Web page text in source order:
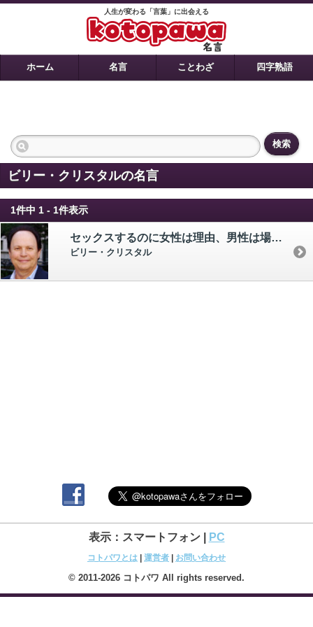
人生が変わる「言葉」に出会える
ホーム 名言 ことわざ 四字熟語
検索
ビリー・クリスタルの名言
1件中 1 - 1件表示
セックスするのに女性は理由、男性は場所がいるだけだ。
ビリー・クリスタル
表示：スマートフォン | PC
コトパワとは 運営者 お問い合わせ
© 2011-2026 コトパワ All rights reserved.